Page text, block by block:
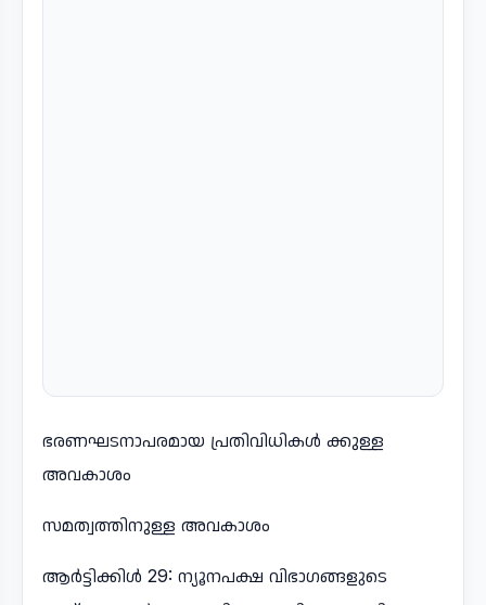
ഭരണഘടനാപരമായ പ്രതിവിധികൾ ക്കുള്ള
അവകാശം
സമത്വത്തിനുള്ള അവകാശം
ആർട്ടിക്കിൾ 29: ന്യൂനപക്ഷ വിഭാഗങ്ങളുടെ